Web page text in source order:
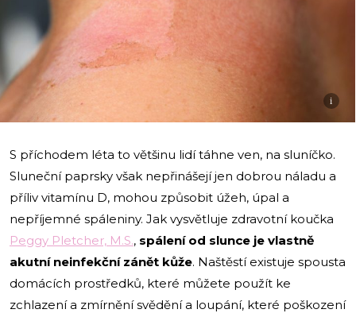
i
S příchodem léta to většinu lidí táhne ven, na sluníčko.
Sluneční paprsky však nepřinášejí jen dobrou náladu a
příliv vitamínu D, mohou způsobit úžeh, úpal a
nepříjemné spáleniny. Jak vysvětluje zdravotní koučka
Peggy Pletcher, M.S., spálení od slunce je vlastně
akutní neinfekční zánět kůže. Naštěstí existuje spousta
domácích prostředků, které můžete použít ke
zchlazení a zmírnění svědění a loupání, které poškození